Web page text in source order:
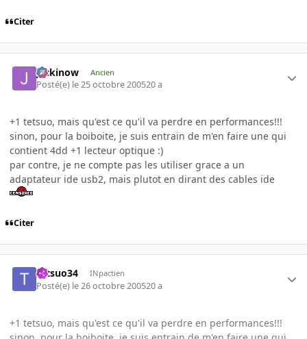
Citer
jackinow Ancien
Posté(e) le 25 octobre 200520 a
+1 tetsuo, mais qu'est ce qu'il va perdre en performances!!!
sinon, pour la boiboite, je suis entrain de m'en faire une qui
contient 4dd +1 lecteur optique :)
par contre, je ne compte pas les utiliser grace a un
adaptateur ide usb2, mais plutot en dirant des cables ide
Citer
tetsuo34 INpactien
Posté(e) le 26 octobre 200520 a
+1 tetsuo, mais qu'est ce qu'il va perdre en performances!!!